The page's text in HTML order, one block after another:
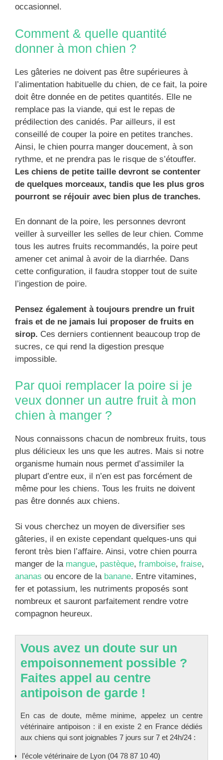
occasionnel.
Comment & quelle quantité
donner à mon chien ?
Les gâteries ne doivent pas être supérieures à
l’alimentation habituelle du chien, de ce fait, la poire
doit être donnée en de petites quantités. Elle ne
remplace pas la viande, qui est le repas de
prédilection des canidés. Par ailleurs, il est
conseillé de couper la poire en petites tranches.
Ainsi, le chien pourra manger doucement, à son
rythme, et ne prendra pas le risque de s’étouffer.
Les chiens de petite taille devront se contenter
de quelques morceaux, tandis que les plus gros
pourront se réjouir avec bien plus de tranches.
En donnant de la poire, les personnes devront
veiller à surveiller les selles de leur chien. Comme
tous les autres fruits recommandés, la poire peut
amener cet animal à avoir de la diarrhée. Dans
cette configuration, il faudra stopper tout de suite
l’ingestion de poire.
Pensez également à toujours prendre un fruit
frais et de ne jamais lui proposer de fruits en
sirop. Ces derniers contiennent beaucoup trop de
sucres, ce qui rend la digestion presque
impossible.
Par quoi remplacer la poire si je
veux donner un autre fruit à mon
chien à manger ?
Nous connaissons chacun de nombreux fruits, tous
plus délicieux les uns que les autres. Mais si notre
organisme humain nous permet d’assimiler la
plupart d’entre eux, il n’en est pas forcément de
même pour les chiens. Tous les fruits ne doivent
pas être donnés aux chiens.
Si vous cherchez un moyen de diversifier ses
gâteries, il en existe cependant quelques-uns qui
feront très bien l’affaire. Ainsi, votre chien pourra
manger de la mangue, pastèque, framboise, fraise,
ananas ou encore de la banane. Entre vitamines,
fer et potassium, les nutriments proposés sont
nombreux et sauront parfaitement rendre votre
compagnon heureux.
Vous avez un doute sur un
empoisonnement possible ?
Faites appel au centre
antipoison de garde !
En cas de doute, même minime, appelez un centre
vétérinaire antipoison : il en existe 2 en France dédiés
aux chiens qui sont joignables 7 jours sur 7 et 24h/24 :
l’école vétérinaire de Lyon (04 78 87 10 40)